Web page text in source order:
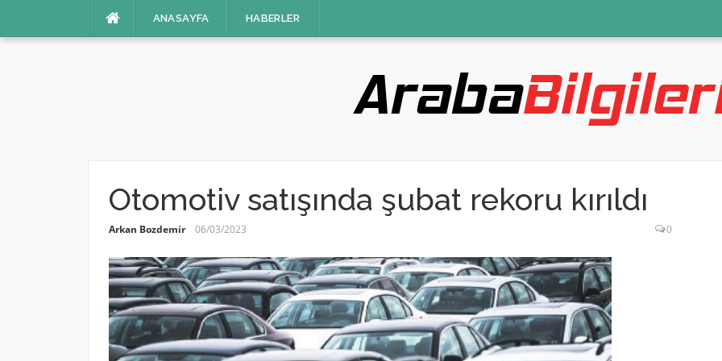
ANASAYFA HABERLER
Otomotiv satışında şubat rekoru kırıldı
Arkan Bozdemir 06/03/2023 0